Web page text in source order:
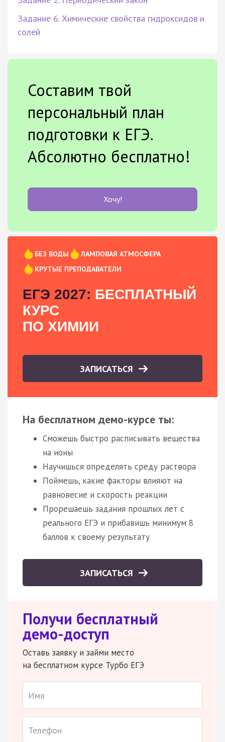
Задание 6. Химические свойства гидроксидов и
солей
Составим твой
персональный план
подготовки к ЕГЭ.
Абсолютно бесплатно!
Хочу!
БЕЗ ВОДЫ
ЛАМПОВАЯ АТМОСФЕРА
КРУТЫЕ ПРЕПОДАВАТЕЛИ
ЕГЭ 2027: БЕСПЛАТНЫЙ
КУРС
ПО ХИМИИ
ЗАПИСАТЬСЯ
На бесплатном демо-курсе ты:
Сможешь быстро расписывать вещества
на ионы
Научишься определять среду раствора
Поймешь, какие факторы влияют на
равновесие и скорость реакции
Прорешаешь задания прошлых лет с
реального ЕГЭ и прибавишь минимум 8
баллов к своему результату
ЗАПИСАТЬСЯ
Получи бесплатный
демо-доступ
Оставь заявку и займи место
на бесплатном курсе Турбо ЕГЭ